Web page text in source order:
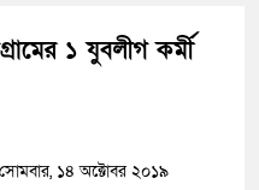
১ যুবলীগ কর্মী
১৪ অক্টোবর ২০১৯